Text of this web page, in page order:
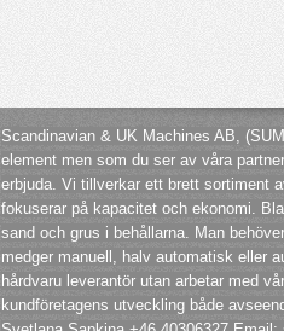
Scandinavian & UK Machines AB,
element men som du ser av våra
erbjuda. Vi tillverkar ett brett sortiment
fokuserar på kapacitet och ekonomi.
sand och grus i behållarna. Man
medger manuell, halv automatisk eller
hårdvaru leverantör utan arbetar med
kundföretagens utveckling både